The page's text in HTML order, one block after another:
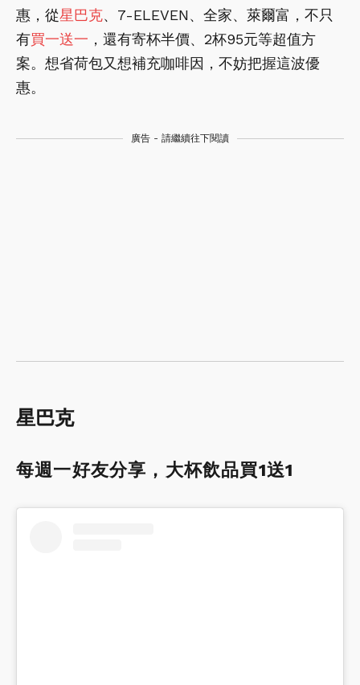
惠，從星巴克、7-ELEVEN、全家、萊爾富，不只
有買一送一 ，還有寄杯半價、2杯95元等超值方
案。想省荷包又想補充咖啡因，不妨把握這波優
惠。
廣告 - 請繼續往下閱讀
星巴克
每週一好友分享，大杯飲品買1送1